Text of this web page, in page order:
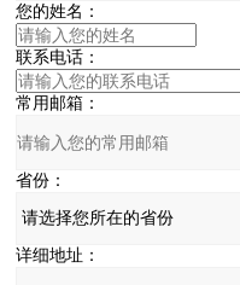
您的姓名：
联系电话：
常用邮箱：
省份：
详细地址：